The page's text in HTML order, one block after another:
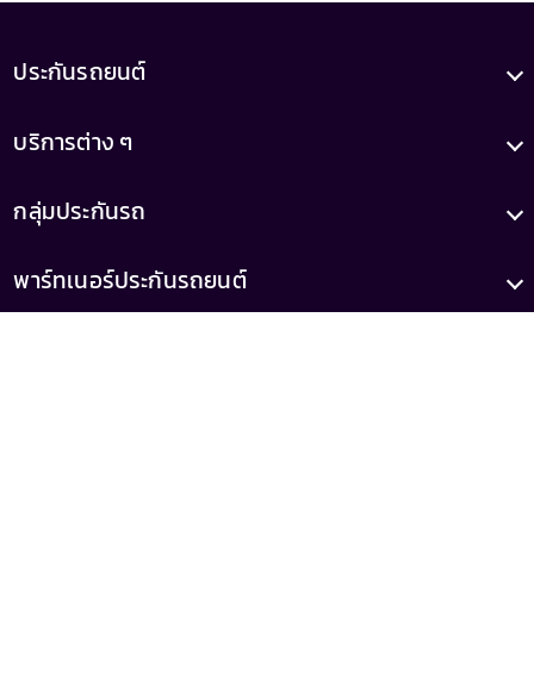
ประกันรถยนต์
บริการต่าง ๆ
กลุ่มประกันรถ
พาร์ทเนอร์ประกันรถยนต์